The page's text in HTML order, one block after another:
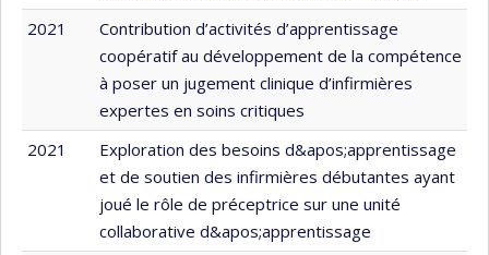
2021
Contribution d’activités d’apprentissage
coopératif au développement de la compétence
à poser un jugement clinique d’infirmières
expertes en soins critiques
2021
Exploration des besoins d&apos;apprentissage
et de soutien des infirmières débutantes ayant
joué le rôle de préceptrice sur une unité
collaborative d&apos;apprentissage